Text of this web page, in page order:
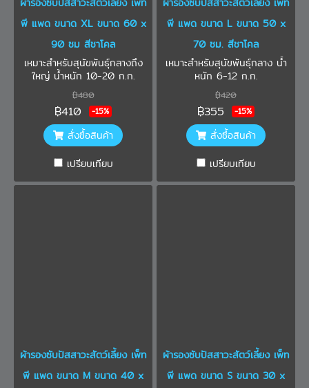
พี แพด ขนาด XL ขนาด 60 x
90 ซม สีชาโคล
เหมาะสำหรับสุนัขพันธุ์กลางถึง
ใหญ่ น้ำหนัก 10-20 ก.ก.
฿480
฿410 -15%
สั่งซื้อสินค้า
เปรียบเทียบ
พี แพด ขนาด L ขนาด 50 x
70 ซม. สีชาโคล
เหมาะสำหรับสุนัขพันธุ์กลาง น้ำ
หนัก 6-12 ก.ก.
฿420
฿355 -15%
สั่งซื้อสินค้า
เปรียบเทียบ
ผ้ารองซับปัสสาวะสัตว์เลี้ยง เพ็ท
พี แพด ขนาด M ขนาด 40 x
ผ้ารองซับปัสสาวะสัตว์เลี้ยง เพ็ท
พี แพด ขนาด S ขนาด 30 x